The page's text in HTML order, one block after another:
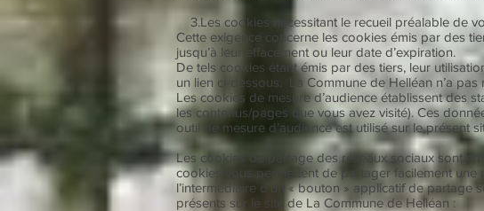
3.Les cookies nécessitant le recueil préalable de
Cette exigence concerne les cookies émis par des
jusqu’à leur effacement ou leur date d’expiration.
De tels cookies étant émis par des tiers, leur
un lien ci-dessous. La Commune de Helléan n’a
Les cookies de mesure d’audience établissent des
les contenus/pages que vous avez visité). Ces
outil de mesure d’audience est utilisé sur le présent
Les cookies de partage des réseaux sociaux sont
cookies vous permettent de partager facilement une
l’intermédiaire d’un « bouton » applicatif de
présents sur le site de La Commune de Helléan :